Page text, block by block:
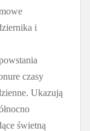
i
czasy
Ukazują
świetną